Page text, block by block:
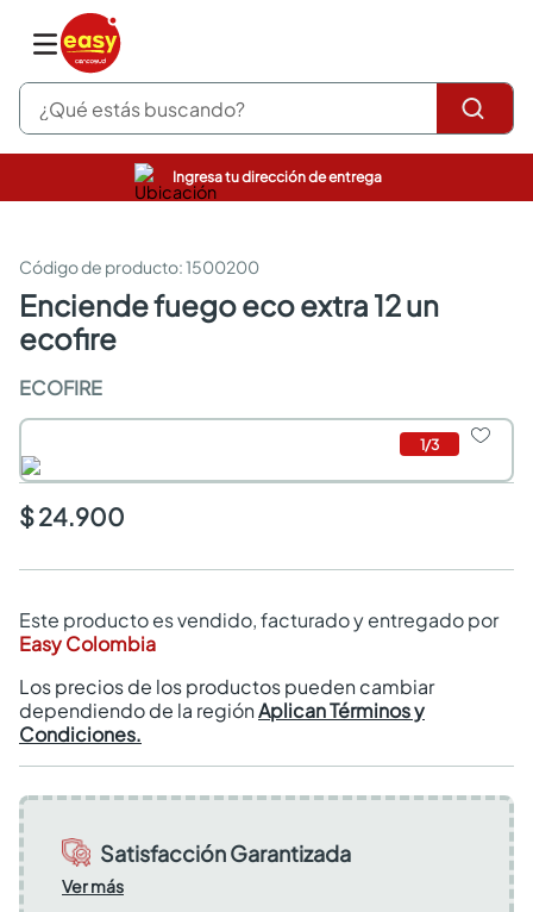
¿Qué estás buscando?
Ingresa tu dirección de entrega
:1500200
enciende fuego eco extra 12 un
ecofire
ECOFIRE
1/3
$ 24.900
Este producto es vendido, facturado y entregado por
Easy Colombia
Los precios de los productos pueden cambiar
dependiendo de la regiónAplican Términos y
Condiciones.
Satisfacción Garantizada
Ver más
pinturas
sanitarios
comedor
escritorio
armarios closet
comedores